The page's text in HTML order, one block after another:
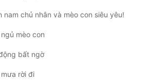
nam chủ nhân và mèo con siêu yêu!
mèo con
bất ngờ
rời đi